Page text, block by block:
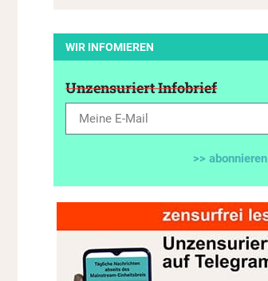
WIR INFOMIEREN
Unzensuriert Infobrief
>> abonnieren